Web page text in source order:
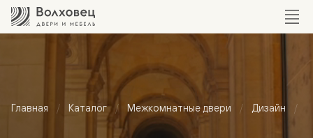
Главная Каталог Межкомнатные двери Дизайн